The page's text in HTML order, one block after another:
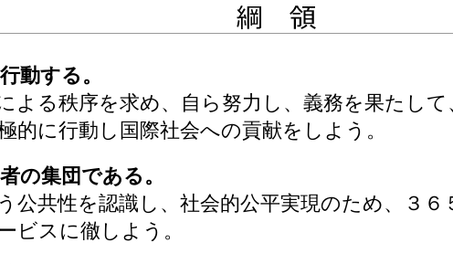
動する。
よる秩序を求め、自ら努力し、義務を果たして
的に行動し国際社会への貢献をしよう。
の集団である。
公共性を認識し、社会的公平実現のため、３６
ビスに徹しよう。